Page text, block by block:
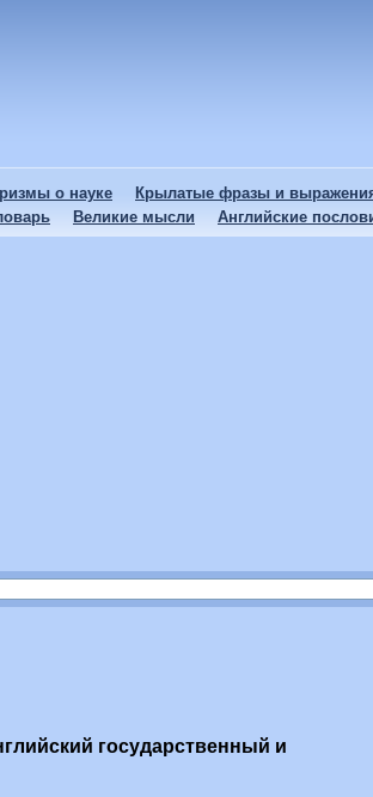
о науке Крылатые фразы и
Великие мысли Английские
государственный и